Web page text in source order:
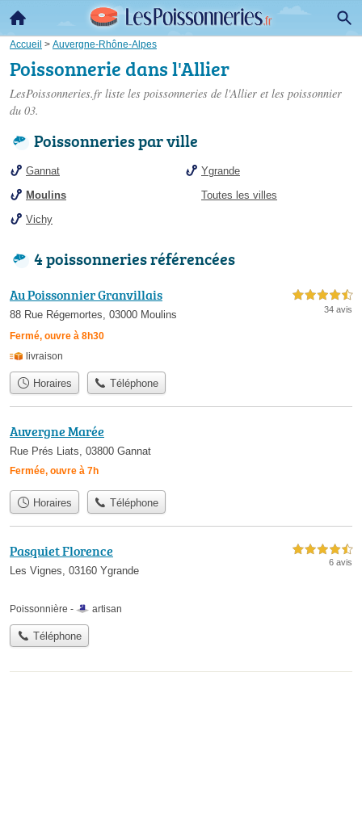
Accueil > Auvergne-Rhône-Alpes
Poissonnerie dans l'Allier
LesPoissonneries.fr liste les poissonneries de l'Allier et les poissonnier
du 03.
Poissonneries par ville
Gannat
Moulins
Vichy
Ygrande
Toutes les villes
4 poissonneries référencées
Au Poissonnier Granvillais
88 Rue Régemortes, 03000 Moulins
Fermé, ouvre à 8h30
4,5 étoiles sur 5
34 avis
livraison
Horaires Téléphone
Auvergne Marée
Rue Prés Liats, 03800 Gannat
Fermée, ouvre à 7h
Horaires Téléphone
Pasquiet Florence
Les Vignes, 03160 Ygrande
4,5 étoiles sur 5
6 avis
Poissonnière - artisan
Téléphone